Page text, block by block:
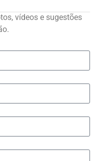
vídeos e sugestões